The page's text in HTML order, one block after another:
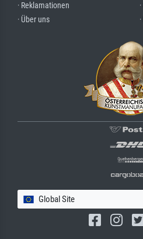
· Reklamationen
· Über uns
Global Site